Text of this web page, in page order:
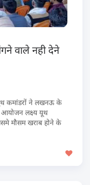
वाले नही देने
कमांडरों ने लखनऊ के
लक्ष्य यूथ
मौसम खराब होने के